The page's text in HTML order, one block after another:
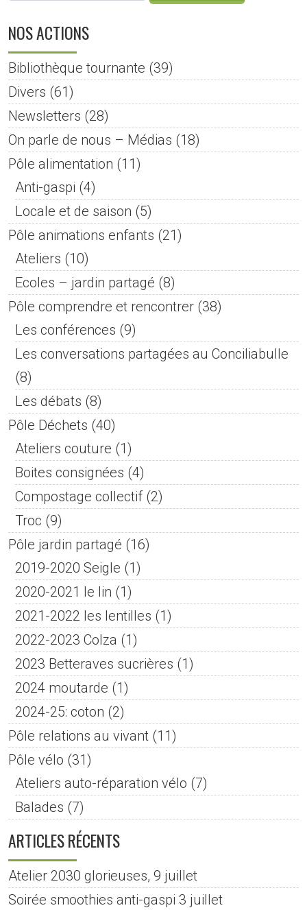
NOS ACTIONS
Bibliothèque tournante (39)
Divers (61)
Newsletters (28)
On parle de nous – Médias (18)
Pôle alimentation (11)
Anti-gaspi (4)
Locale et de saison (5)
Pôle animations enfants (21)
Ateliers (10)
Ecoles – jardin partagé (8)
Pôle comprendre et rencontrer (38)
Les conférences (9)
Les conversations partagées au Conciliabulle
(8)
Les débats (8)
Pôle Déchets (40)
Ateliers couture (1)
Boites consignées (4)
Compostage collectif(2)
Troc (9)
Pôle jardin partagé (16)
2019-2020 Seigle (1)
2020-2021 le lin (1)
2021-2022 les lentilles (1)
2022-2023 Colza (1)
2023 Betteraves sucrières (1)
2024 moutarde (1)
2024-25: coton (2)
Pôle relations au vivant (11)
Pôle vélo (31)
Ateliers auto-réparation vélo (7)
Balades (7)
ARTICLES RÉCENTS
Atelier 2030 glorieuses, 9 juillet
Soirée smoothies anti-gaspi 3 juillet